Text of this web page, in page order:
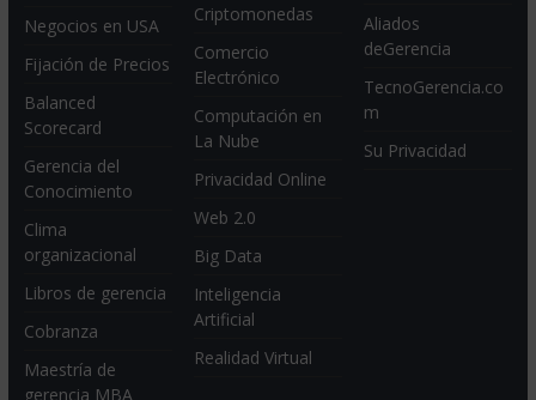
Negocios en USA
Fijación de Precios
Balanced
Scorecard
Gerencia del
Conocimiento
Clima
organizacional
Libros de gerencia
Cobranza
Maestría de
gerencia MBA
Criptomonedas
Comercio
Electrónico
Computación en
La Nube
Privacidad Online
Web 2.0
Big Data
Inteligencia
Artificial
Realidad Virtual
Aliados
deGerencia
TecnoGerencia.co
m
Su Privacidad